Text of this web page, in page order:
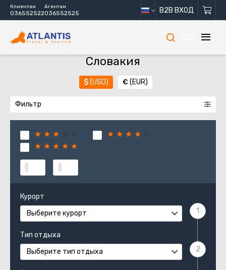
Клиентам
036552522
Агентам
036552525 B2B ВХОД
Словакия
$(USD) € (EUR)
Фильтр
★ ★ ★ ★ ★ ★ ★
★ ★ ★ ★ ★
Курорт
Выберите курорт
Тип отдыха
Выберите тип отдыха